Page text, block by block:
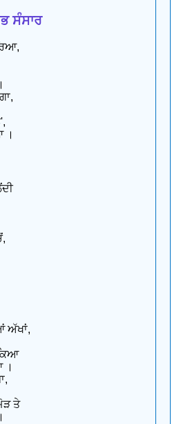
ਸੰਸਾਰ
।
ਅੱਖਾਂ,
।
ਤੇ